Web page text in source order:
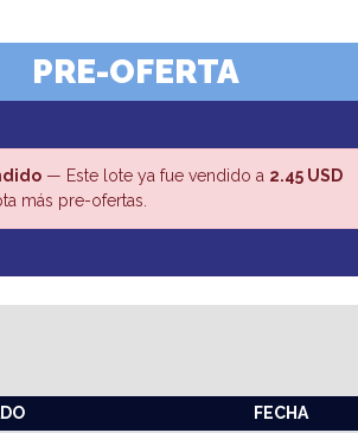
PRE-OFERTA
— Este lote ya fue vendido a 2.45 USD
más pre-ofertas.
FECHA